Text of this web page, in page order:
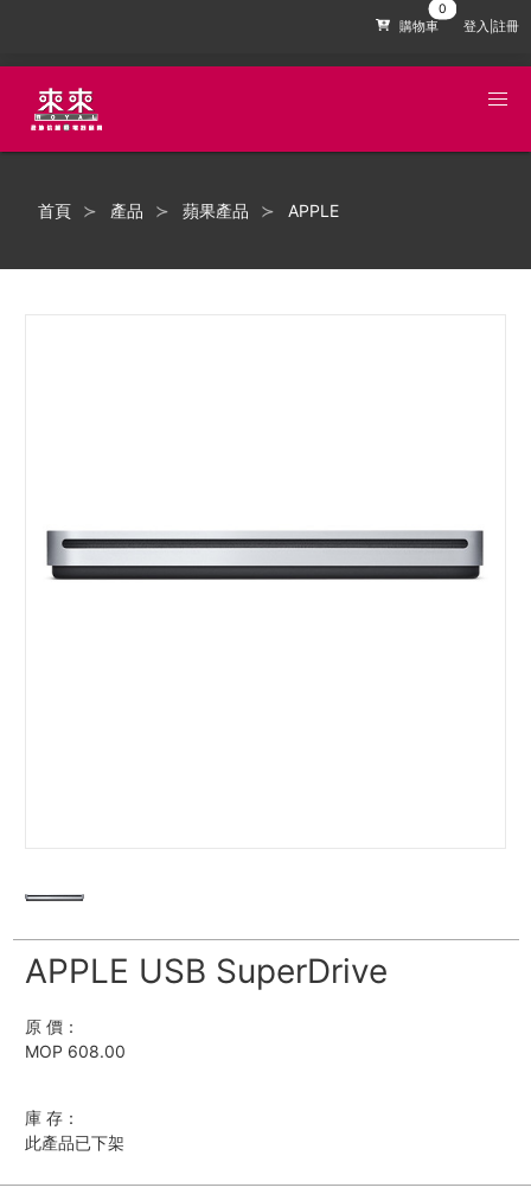
購物車 登入|註冊
首頁 產品 蘋果產品 APPLE
APPLE USB SuperDrive
原 價：
MOP 608.00
庫 存：
此產品已下架